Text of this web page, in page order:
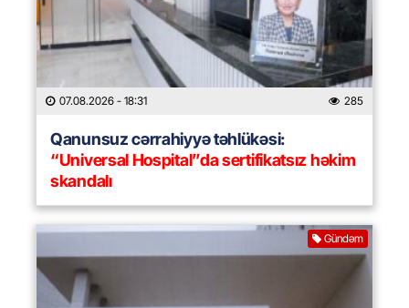
07.08.2026 - 18:31 285
Qanunsuz cərrahiyyə təhlükəsi:
“Universal Hospital”da sertifikatsız həkim
skandalı
Gündəm